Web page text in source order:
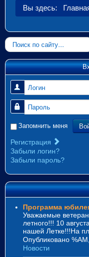
Вы здесь:
Искать...
Логин
Пароль
Запомнить меня
Регистрация
Забыли логин?
Забыли пароль?
Программа
Уважаемые
летного!!! 10
нашей Летке!!!На
Опубликовано
Новости